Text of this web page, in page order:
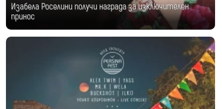
Изабела Роселини получи награда за изключителен
принос